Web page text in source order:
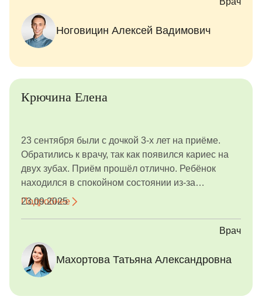
Ноговицин Алексей Вадимович
Крючина Елена
23 сентября были с дочкой 3-х лет на приёме.
Обратились к врачу, так как появился кариес на
двух зубах. Приём прошёл отлично. Ребёнок
находился в спокойном состоянии из-за
профессиональных действий Татьяны
Подробнее
23.09.2025
Врач
Махортова Татьяна Александровна